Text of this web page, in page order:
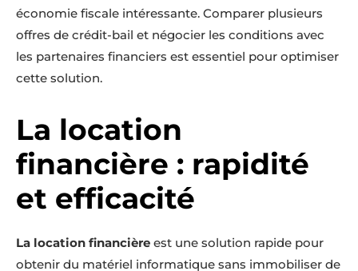
économie fiscale intéressante. Comparer plusieurs
offres de crédit-bail et négocier les conditions avec
les partenaires financiers est essentiel pour optimiser
cette solution.
La location
financière : rapidité
et efficacité
La location financière est une solution rapide pour
obtenir du matériel informatique sans immobiliser de